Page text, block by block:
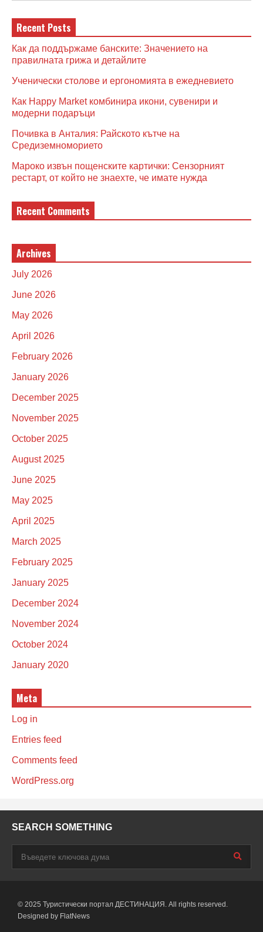
Recent Posts
Как да поддържаме банските: Значението на
правилната грижа и детайлите
Ученически столове и ергономията в ежедневието
Как Happy Market комбинира икони, сувенири и
модерни подаръци
Почивка в Анталия: Райското кътче на
Средиземноморието
Мароко извън пощенските картички: Сензорният
рестарт, от който не знаехте, че имате нужда
Recent Comments
Archives
July 2026
June 2026
May 2026
April 2026
February 2026
January 2026
December 2025
November 2025
October 2025
August 2025
June 2025
May 2025
April 2025
March 2025
February 2025
January 2025
December 2024
November 2024
October 2024
January 2020
Meta
Log in
Entries feed
Comments feed
WordPress.org
SEARCH SOMETHING
© 2025 Туристически портал ДЕСТИНАЦИЯ. All rights reserved.
Designed by FlatNews